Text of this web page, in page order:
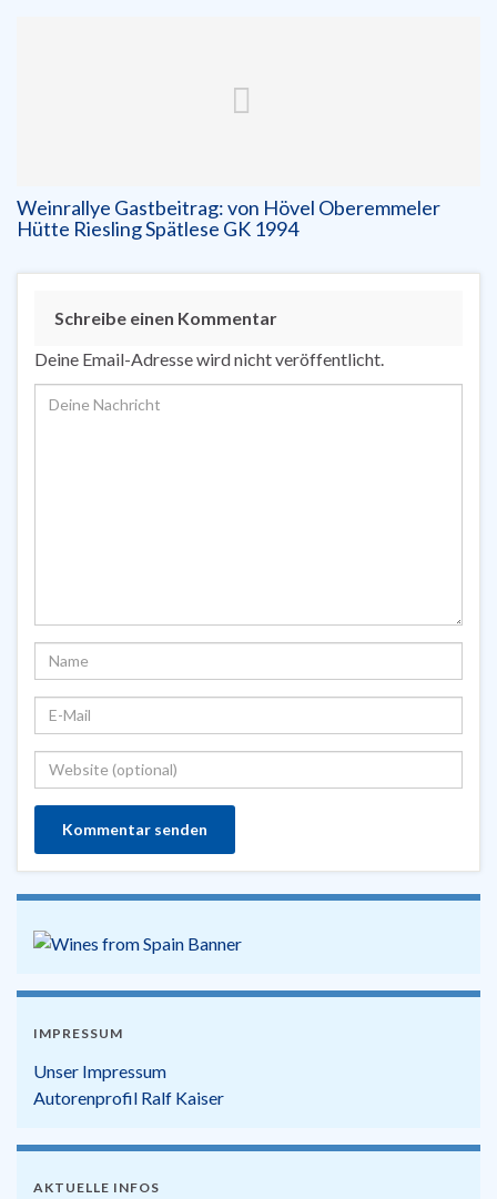
Weinrallye Gastbeitrag: von Hövel Oberemmeler
Hütte Riesling Spätlese GK 1994
Schreibe einen Kommentar
Deine Email-Adresse wird nicht veröffentlicht.
IMPRESSUM
Unser Impressum
Autorenprofil Ralf Kaiser
AKTUELLE INFOS